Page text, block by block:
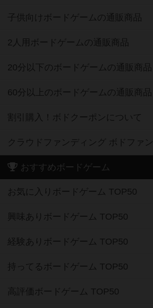
子供向けボードゲームの通販商品
2人用ボードゲームの通販商品
20分以下のボードゲームの通販商品
60分以上のボードゲームの通販商品
割引購入！ボドクーポンについて
クラウドファンディング ボドファン
おすすめボードゲーム
お気に入りボードゲーム TOP50
興味ありボードゲーム TOP50
経験ありボードゲーム TOP50
持ってるボードゲーム TOP50
高評価ボードゲーム TOP50